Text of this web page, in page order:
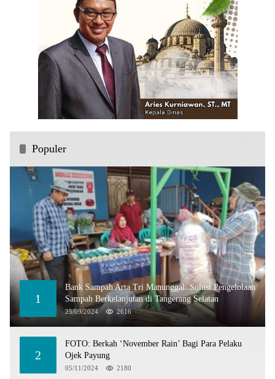
Populer
1
Bank Sampah Arta Tri Manunggal: Solusi Pengelolaan
Sampah Berkelanjutan di Tangerang Selatan
25/09/2024 2616
2
FOTO: Berkah ‘November Rain’ Bagi Para Pelaku
Ojek Payung
05/11/2024 2180